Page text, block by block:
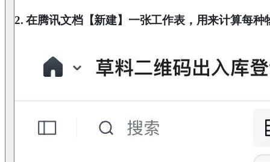
2. 在腾讯文档【新建】一张工作表，用来计算每种